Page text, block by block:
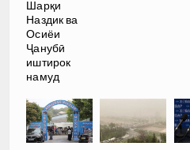
Шарқи
Наздик ва
Осиёи
Ҷанубӣ
иштирок
намуд